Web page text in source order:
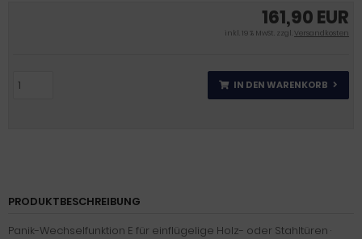
161,90 EUR
inkl. 19 % MwSt. zzgl.Versandkosten
IN DEN WARENKORB
PRODUKTBESCHREIBUNG
Panik-Wechselfunktion E für einflügelige Holz- oder Stahltüren ·